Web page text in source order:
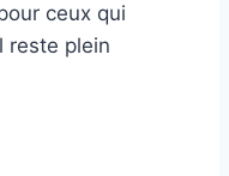
ceux qui
reste plein